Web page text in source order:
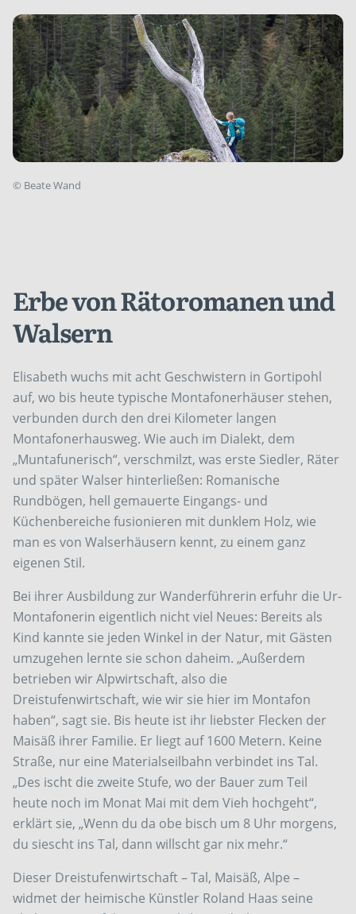
© Beate Wand
Erbe von Rätoromanen und
Walsern
Elisabeth wuchs mit acht Geschwistern in Gortipohl
auf, wo bis heute typische Montafonerhäuser stehen,
verbunden durch den drei Kilometer langen
Montafonerhausweg. Wie auch im Dialekt, dem
„Muntafunerisch“, verschmilzt, was erste Siedler, Räter
und später Walser hinterließen: Romanische
Rundbögen, hell gemauerte Eingangs- und
Küchenbereiche fusionieren mit dunklem Holz, wie
man es von Walserhäusern kennt, zu einem ganz
eigenen Stil.
Bei ihrer Ausbildung zur Wanderführerin erfuhr die Ur-
Montafonerin eigentlich nicht viel Neues: Bereits als
Kind kannte sie jeden Winkel in der Natur, mit Gästen
umzugehen lernte sie schon daheim. „Außerdem
betrieben wir Alpwirtschaft, also die
Dreistufenwirtschaft, wie wir sie hier im Montafon
haben“, sagt sie. Bis heute ist ihr liebster Flecken der
Maisäß ihrer Familie. Er liegt auf 1600 Metern. Keine
Straße, nur eine Materialseilbahn verbindet ins Tal.
„Des ischt die zweite Stufe, wo der Bauer zum Teil
heute noch im Monat Mai mit dem Vieh hochgeht“,
erklärt sie, „Wenn du da obe bisch um 8 Uhr morgens,
du siescht ins Tal, dann willscht gar nix mehr.“
Dieser Dreistufenwirtschaft – Tal, Maisäß, Alpe –
widmet der heimische Künstler Roland Haas seine